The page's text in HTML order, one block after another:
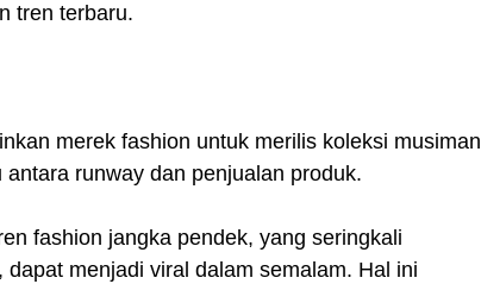
tren terbaru.
merek fashion untuk merilis koleksi musiman
runway dan penjualan produk.
fashion jangka pendek, yang seringkali
menjadi viral dalam semalam. Hal ini